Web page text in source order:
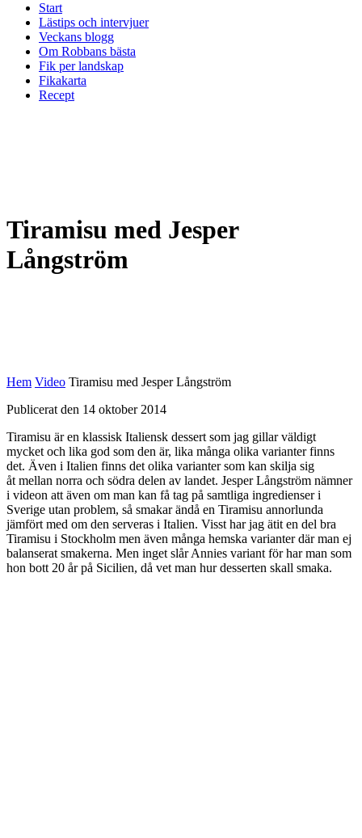
Start
Lästips och intervjuer
Veckans blogg
Om Robbans bästa
Fik per landskap
Fikakarta
Recept
Tiramisu med Jesper
Långström
Hem Video Tiramisu med Jesper Långström
Publicerat den 14 oktober 2014
Tiramisu är en klassisk Italiensk dessert som jag gillar väldigt
mycket och lika god som den är, lika många olika varianter finns
det. Även i Italien finns det olika varianter som kan skilja sig
åt mellan norra och södra delen av landet. Jesper Långström nämner
i videon att även om man kan få tag på samtliga ingredienser i
Sverige utan problem, så smakar ändå en Tiramisu annorlunda
jämfört med om den serveras i Italien. Visst har jag ätit en del bra
Tiramisu i Stockholm men även många hemska varianter där man ej
balanserat smakerna. Men inget slår Annies variant för har man som
hon bott 20 år på Sicilien, då vet man hur desserten skall smaka.